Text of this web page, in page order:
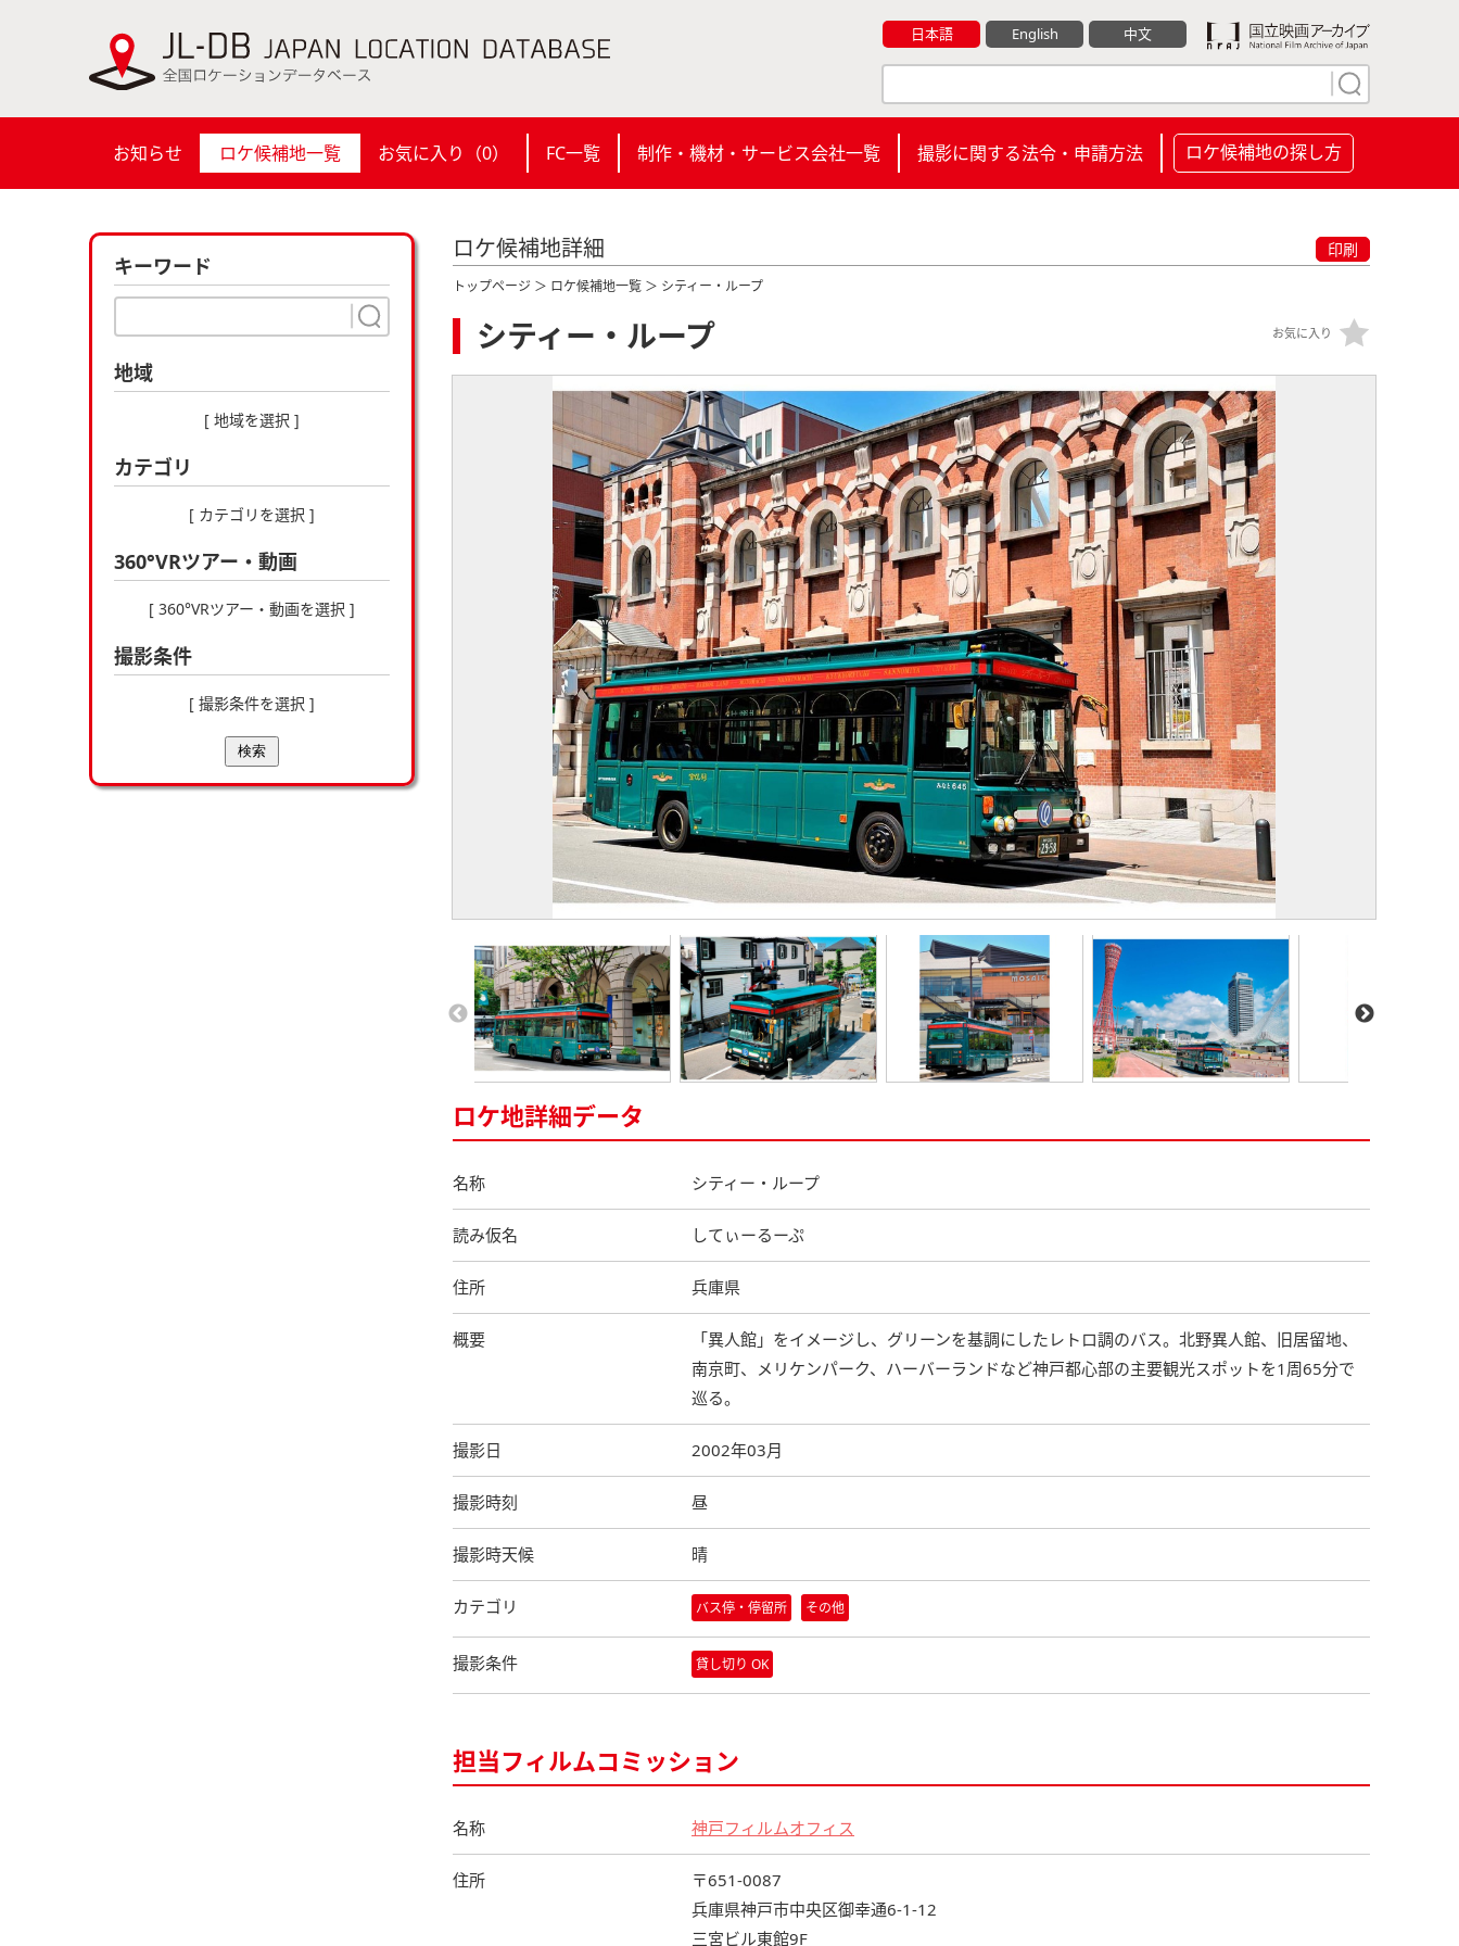
日本語 English 中文
お知らせ ロケ候補地一覧 お気に入り（0） FC一覧 制作・機材・サービス会社一覧 撮影に関する法令・申請方法 ロケ候補地の探し方
キーワード
地域
[ 地域を選択 ]
カテゴリ
[ カテゴリを選択 ]
360°VRツアー・動画
[ 360°VRツアー・動画を選択 ]
撮影条件
[ 撮影条件を選択 ]
検索
ロケ候補地詳細 印刷
トップページ ＞ ロケ候補地一覧 ＞ シティー・ループ
シティー・ループ お気に入り
ロケ地詳細データ
名称 シティー・ループ
読み仮名 してぃーるーぷ
住所 兵庫県
概要
「異人館」をイメージし、グリーンを基調にしたレトロ調のバス。北野異人館、旧居留地、
南京町、メリケンパーク、ハーバーランドなど神戸都心部の主要観光スポットを1周65分で
巡る。
撮影日 2002年03月
撮影時刻 昼
撮影時天候 晴
カテゴリ バス停・停留所 その他
撮影条件 貸し切り OK
担当フィルムコミッション
名称 神戸フィルムオフィス
住所
〒651-0087
兵庫県神戸市中央区御幸通6-1-12
三宮ビル東館9F